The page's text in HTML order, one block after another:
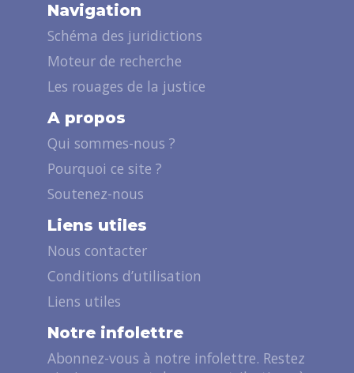
Navigation
Schéma des juridictions
Moteur de recherche
Les rouages de la justice
A propos
Qui sommes-nous ?
Pourquoi ce site ?
Soutenez-nous
Liens utiles
Nous contacter
Conditions d’utilisation
Liens utiles
Notre infolettre
Abonnez-vous à notre infolettre. Restez